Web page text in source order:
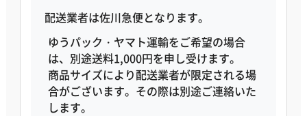
配送業者は佐川急便となります。
ゆうパック・ヤマト運輸をご希望の場合
は、 別途送料1,000円を申し受けます。
商品サイズにより配送業者が限定される場
合がございます。その際は別途ご連絡いた
します。